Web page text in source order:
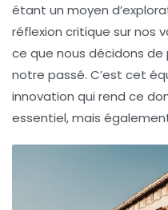
étant un moyen
réflexion critique sur nos
ce que nous décidons de
notre passé. C’est cet
innovation qui rend ce
essentiel, mais